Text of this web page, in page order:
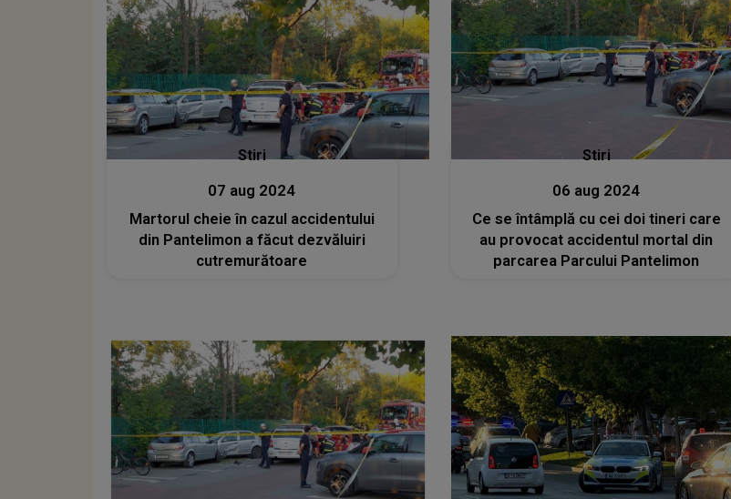
Stiri
07 aug 2024
Martorul cheie în cazul accidentului
din Pantelimon a făcut dezvăluiri
cutremurătoare
Stiri
06 aug 2024
Ce se întâmplă cu cei doi tineri care
au provocat accidentul mortal din
parcarea Parcului Pantelimon